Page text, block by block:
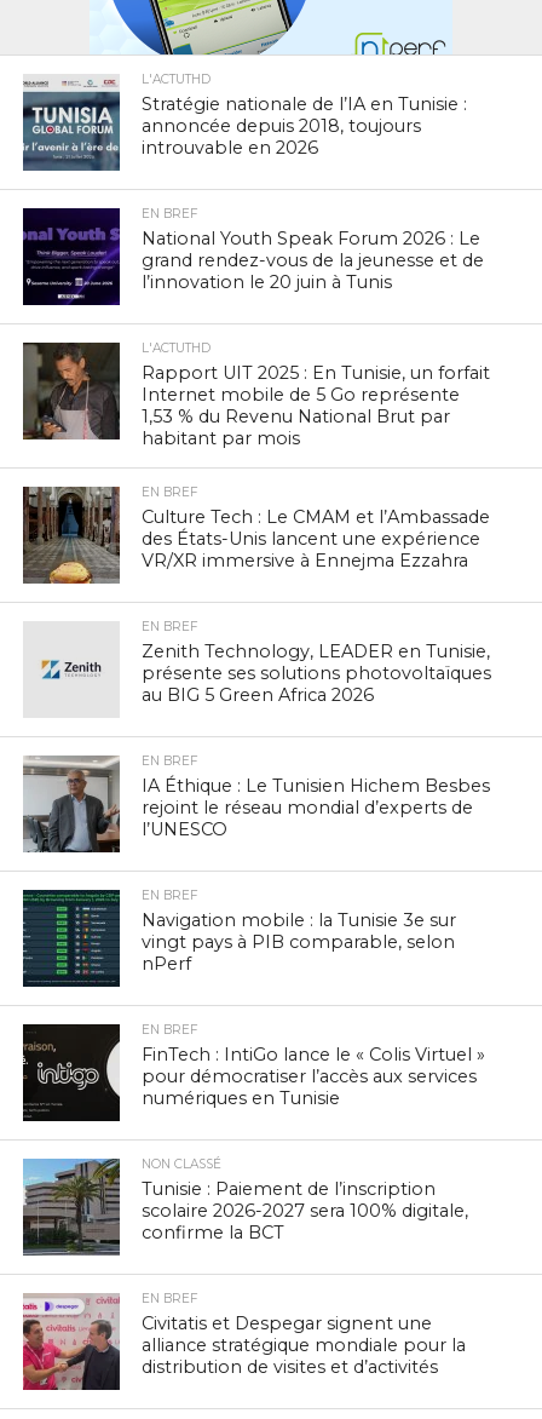
L'ACTUTHD
Stratégie nationale de l’IA en Tunisie :
annoncée depuis 2018, toujours
introuvable en 2026
EN BREF
National Youth Speak Forum 2026 : Le
grand rendez-vous de la jeunesse et de
l’innovation le 20 juin à Tunis
L'ACTUTHD
Rapport UIT 2025 : En Tunisie, un forfait
Internet mobile de 5 Go représente
1,53 % du Revenu National Brut par
habitant par mois
EN BREF
Culture Tech : Le CMAM et l’Ambassade
des États-Unis lancent une expérience
VR/XR immersive à Ennejma Ezzahra
EN BREF
Zenith Technology, LEADER en Tunisie,
présente ses solutions photovoltaïques
au BIG 5 Green Africa 2026
EN BREF
IA Éthique : Le Tunisien Hichem Besbes
rejoint le réseau mondial d’experts de
l’UNESCO
EN BREF
Navigation mobile : la Tunisie 3e sur
vingt pays à PIB comparable, selon
nPerf
EN BREF
FinTech : IntiGo lance le « Colis Virtuel »
pour démocratiser l’accès aux services
numériques en Tunisie
NON CLASSÉ
Tunisie : Paiement de l’inscription
scolaire 2026-2027 sera 100% digitale,
confirme la BCT
EN BREF
Civitatis et Despegar signent une
alliance stratégique mondiale pour la
distribution de visites et d’activités